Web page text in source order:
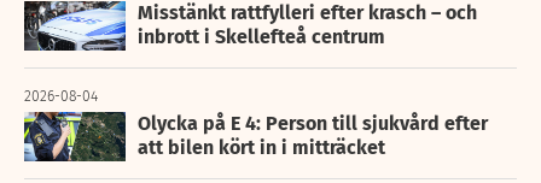
Misstänkt rattfylleri efter krasch – och
inbrott i Skellefteå centrum
2026-08-04
Olycka på E 4: Person till sjukvård efter
att bilen kört in i mitträcket